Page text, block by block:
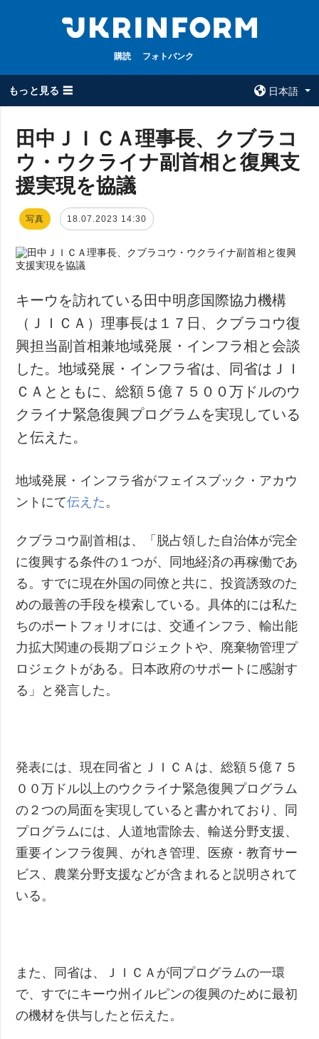
購読 フォトバンク
もっと見る ☰
日本語
全てのトピック
戦争
政治
経済・復興
防衛
社会・文化
スポーツ
犯罪
事故・緊急事態
ウクルインフォ
ルム
追加
特集
インタビュー
動画
サービス
購読
田中ＪＩＣＡ理事長、クブラコ
ウ・ウクライナ副首相と復興支
援実現を協議
写真 18.07.2023 14:30
キーウを訪れている田中明彦国際協力機構
（ＪＩＣＡ）理事長は１７日、クブラコウ復
興担当副首相兼地域発展・インフラ相と会談
した。地域発展・インフラ省は、同省はＪＩ
ＣＡとともに、総額５億７５００万ドルのウ
クライナ緊急復興プログラムを実現している
と伝えた。
地域発展・インフラ省がフェイスブック・アカウ
ントにて伝えた 。
クブラコウ副首相は、「脱占領した自治体が完全
に復興する条件の１つが、同地経済の再稼働であ
る。すでに現在外国の同僚と共に、投資誘致のた
めの最善の手段を模索している。具体的には私た
ちのポートフォリオには、交通インフラ、輸出能
力拡大関連の長期プロジェクトや、廃棄物管理プ
ロジェクトがある。日本政府のサポートに感謝す
る」と発言した。
発表には、現在同省とＪＩＣＡは、総額５億７５
００万ドル以上のウクライナ緊急復興プログラム
の２つの局面を実現していると書かれており、同
プログラムには、人道地雷除去、輸送分野支援、
重要インフラ復興、がれき管理、医療・教育サー
ビス、農業分野支援などが含まれると説明されて
いる。
また、同省は、ＪＩＣＡが同プログラムの一環
で、すでにキーウ州イルピンの復興のために最初
の機材を供与したと伝えた。